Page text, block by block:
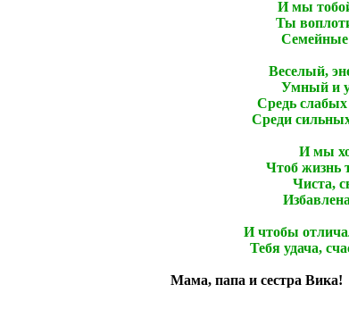
И мы
Ты
Веселый,
Умный и
Средь
Среди
И мы
Чтоб жизнь
Чиста,
И чтобы
Тебя удача,
Мама, папа и сестра Вика!